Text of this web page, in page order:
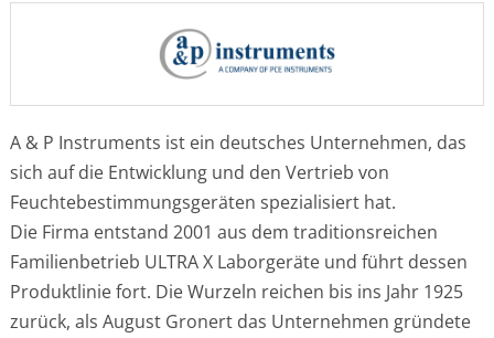
A & P Instruments ist ein deutsches Unternehmen, das
sich auf die Entwicklung und den Vertrieb von
Feuchtebestimmungsgeräten spezialisiert hat.
Die Firma entstand 2001 aus dem traditionsreichen
Familienbetrieb ULTRA X Laborgeräte und führt dessen
Produktlinie fort. Die Wurzeln reichen bis ins Jahr 1925
zurück, als August Gronert das Unternehmen gründete